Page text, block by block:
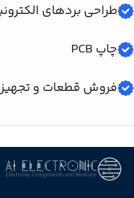
طراحی بردهای
چاپ PCB
فروش قطعات و